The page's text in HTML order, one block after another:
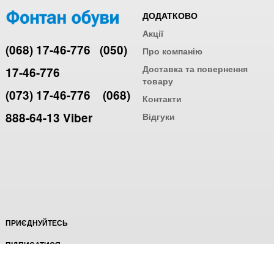
(068) 17-46-776 (050)
17-46-776
(073) 17-46-776
(068)
888-64-13 Viber
ДОДАТКОВО
Акції
Про компанію
Доставка та повернення
товару
Контакти
Відгуки
ПРИЄДНУЙТЕСЬ
ПІДПИСАТИСЯ